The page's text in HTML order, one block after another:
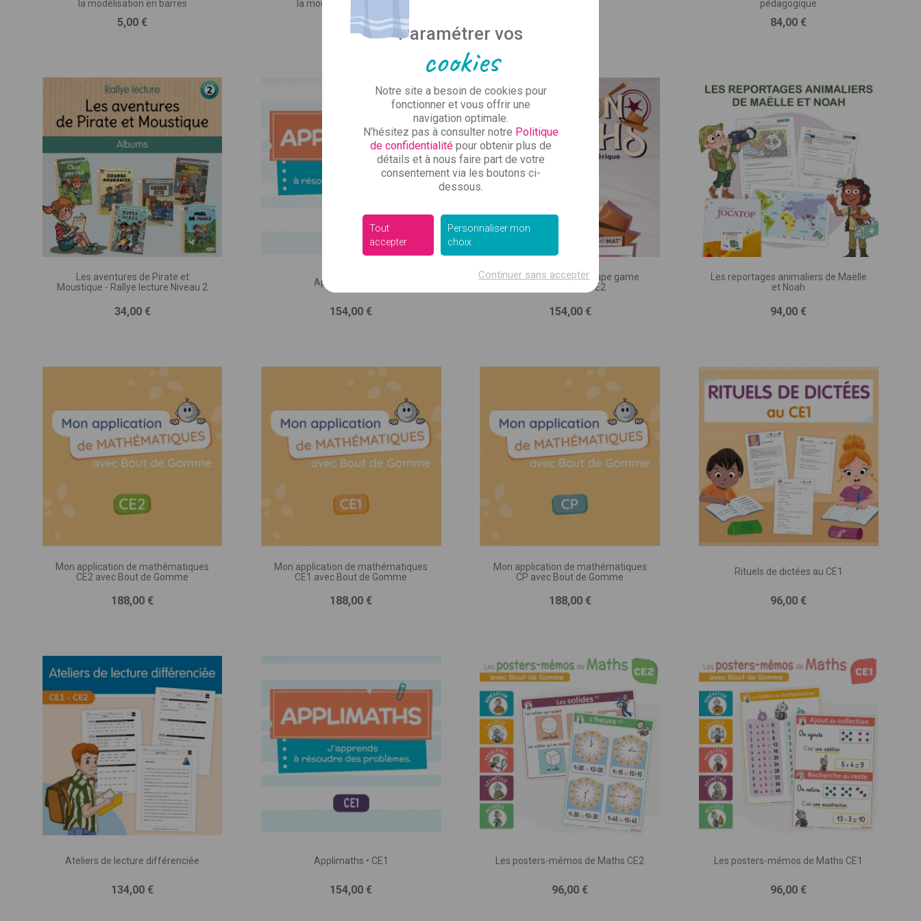
la modélisation en barres
Prix
5,00 €
la modélisation en barres
Prix
5,00 €
pédagogique
Prix
84,00 €
Les aventures de Pirate et
Moustique - Rallye lecture Niveau 2
Prix
34,00 €
Applimaths • CE2
Prix
154,00 €
Mission Maths, un escape game
numérique - CE2
Prix
154,00 €
Les reportages animaliers de Maëlle
et Noah
Prix
94,00 €
Mon application de mathématiques
CE2 avec Bout de Gomme
Prix
188,00 €
Mon application de mathématiques
CE1 avec Bout de Gomme
Prix
188,00 €
Mon application de mathématiques
CP avec Bout de Gomme
Prix
188,00 €
Rituels de dictées au CE1
Prix
96,00 €
Ateliers de lecture différenciée
Prix
134,00 €
Applimaths • CE1
Prix
154,00 €
Les posters-mémos de Maths CE2
Prix
96,00 €
Les posters-mémos de Maths CE1
Prix
96,00 €
Continuer sans accepter
Paramétrer vos
cookies
Notre site a besoin de cookies pour
fonctionner et vous offrir une
navigation optimale.
N’hésitez pas à consulter notre Politique
de confidentialitépour obtenir plus de
détails et à nous faire part de votre
consentement via les boutons ci-
dessous.
Tout
accepter
Personnaliser mon
choix
Inscrivez-vous à notre newsletter pour recevoir
des infos sur nos nouveautés !
Bien sûr, ce n'est pas toutes les semaines, tout
juste ce qu'il faut pour vous tenir au courant de ce
qu’il se passe chez nous.
entrez vos coordonnées pour que le commercial de votre secteur
vous rappelle.
Je ne souhaite pas répondre
TITRE DU PROJET :
(Classe, cycle, RASED…)
MATIÈRE :